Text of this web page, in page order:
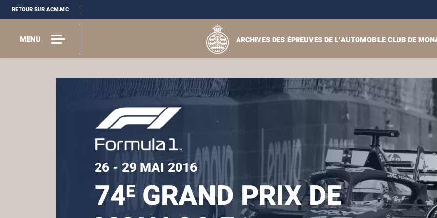
RETOUR SUR ACM.MC
MENU ARCHIVES DES ÉPREUVES DE L’AUTOMOBILE CLUB DE
26 - 29 MAI 2016
74E GRAND PRIX DE